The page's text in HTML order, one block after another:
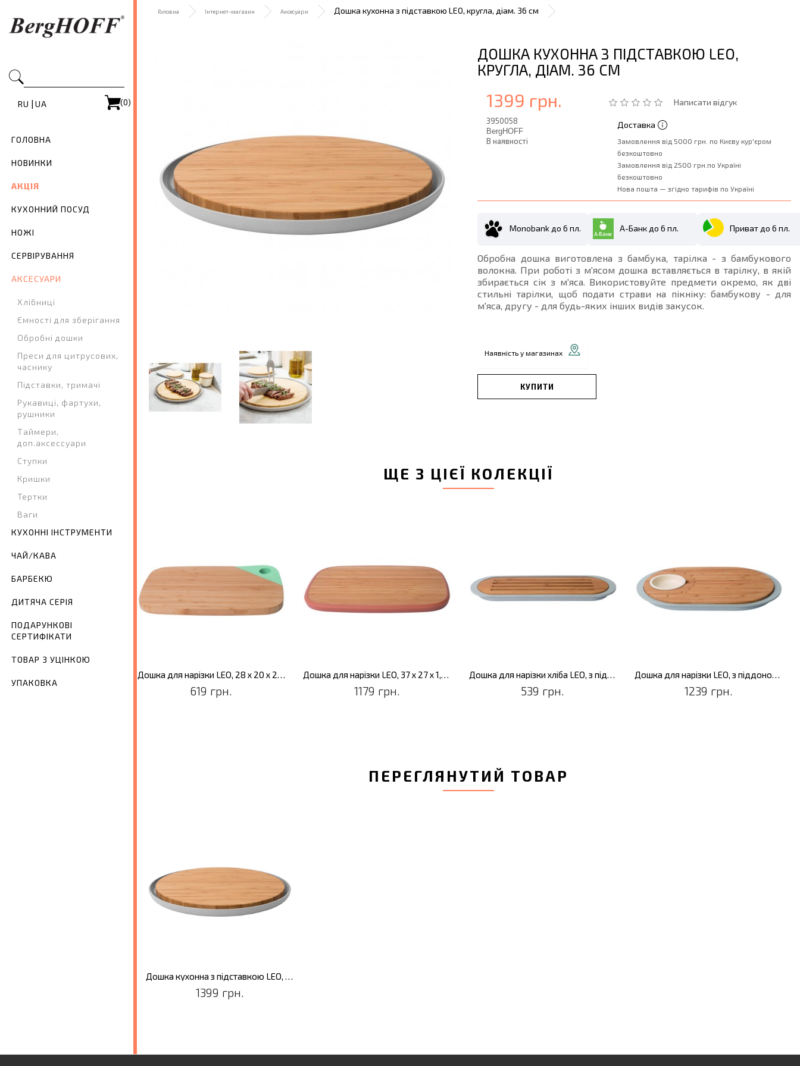
RU | UA (0)
ГОЛОВНА
НОВИНКИ
АКЦІЯ
КУХОННИЙ ПОСУД
НОЖІ
СЕРВІРУВАННЯ
АКСЕСУАРИ
Хлібниці
Ємності для зберігання
Обробні дошки
Преси для цитрусових,
часнику
Підставки, тримачі
Рукавиці, фартухи,
рушники
Таймери,
доп.аксессуари
Ступки
Кришки
Тертки
Ваги
КУХОННІ ІНСТРУМЕНТИ
ЧАЙ/КАВА
БАРБЕКЮ
ДИТЯЧА СЕРІЯ
ПОДАРУНКОВІ
СЕРТИФІКАТИ
ТОВАР З УЦІНКОЮ
УПАКОВКА
Головна Інтернет-магазин Аксесуари Дошка кухонна з підставкою LEO, кругла, діам. 36 см
ДОШКА КУХОННА З ПІДСТАВКОЮ LEO,
КРУГЛА, ДІАМ. 36 СМ
Написати відгук
1399 грн.
3950058
BergHOFF
В наявності
Доставка
Замовлення від 5000 грн. по Києву кур'єром
безкоштовно
Замовлення від 2500 грн.по Україні
безкоштовно
Нова пошта — згідно тарифів по Україні
Monobank до 6 пл. А-Банк до 6 пл. Приват до 6 пл.
Обробна дошка виготовлена з бамбука, тарілка - з бамбукового
волокна. При роботі з м'ясом дошка вставляється в тарілку, в якій
збирається сік з м'яса. Використовуйте предмети окремо, як дві
стильні тарілки, щоб подати страви на пікніку: бамбукову - для
м'яса, другу - для будь-яких інших видів закусок.
Наявність у магазинах
КУПИТИ
ЩЕ З ЦІЄЇ КОЛЕКЦІЇ
569 грн. 619 грн. 1179 грн. 539 грн. 1239 грн.
ПЕРЕГЛЯНУТИЙ ТОВАР
Дошка кухонна з підставкою LEO, кругла, діам. 36 см
1399 грн.